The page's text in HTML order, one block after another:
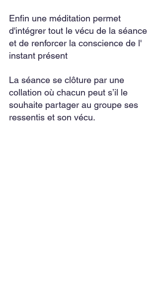
Enfin une méditation permet
d'intégrer tout le vécu de la séance
et de renforcer la conscience de l'
instant présent
La séance se clôture par une
collation où chacun peut s’il le
souhaite partager au groupe ses
ressentis et son vécu.